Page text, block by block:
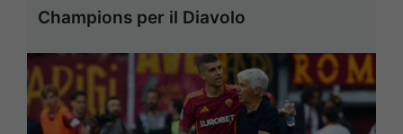
Champions per il Diavolo